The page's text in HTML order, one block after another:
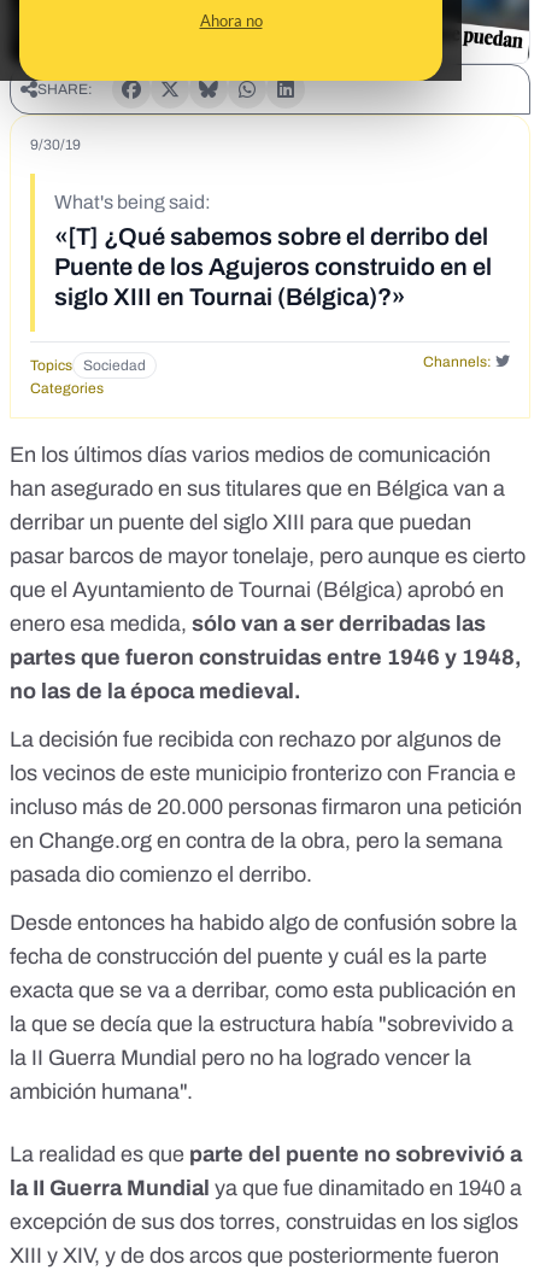
Ahora no
SHARE:
9/30/19
What's being said:
«[T] ¿Qué sabemos sobre el derribo del
Puente de los Agujeros construido en el
siglo XIII en Tournai (Bélgica)?»
Topics Sociedad
Channels:
Categories
En los últimos días varios medios de comunicación
han asegurado en sus titulares que en Bélgica van a
derribar un puente del siglo XIII para que puedan
pasar barcos de mayor tonelaje, pero aunque es cierto
que el Ayuntamiento de Tournai (Bélgica) aprobó en
enero esa medida, sólo van a ser derribadas las
partes que fueron construidas entre 1946 y 1948,
no las de la época medieval.
La decisión fue recibida con rechazo por algunos de
los vecinos de este municipio fronterizo con Francia e
incluso más de 20.000 personas firmaron una petición
en Change.org en contra de la obra, pero la semana
pasada dio comienzo el derribo.
Desde entonces ha habido algo de confusión sobre la
fecha de construcción del puente y cuál es la parte
exacta que se va a derribar, como esta publicación en
la que se decía que la estructura había "sobrevivido a
la II Guerra Mundial pero no ha logrado vencer la
ambición humana".
La realidad es que parte del puente no sobrevivió a
la II Guerra Mundial ya que fue dinamitado en 1940 a
excepción de sus dos torres, construidas en los siglos
XIII y XIV, y de dos arcos que posteriormente fueron